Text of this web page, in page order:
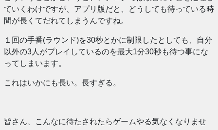
ていくわけですが、アプリ版だと、どうしても待っている時
間が長くてだれてしまうんですね。
１回の手番(ラウンド)を30秒とかに制限したとしても、自分
以外の3人がプレイしているのを最大1分30秒も待つ事にな
ってしまいます。
これはいかにも長い。長すぎる。
皆さん、こんなに待たされたらゲームやる気なくなりませ